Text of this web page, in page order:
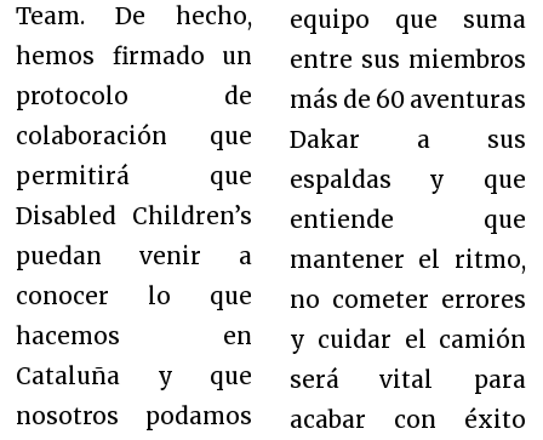
Team. De hecho,
hemos firmado un
protocolo de
colaboración que
permitirá que
Disabled Children’s
puedan venir a
conocer lo que
hacemos en
Cataluña y que
nosotros podamos
equipo que suma
entre sus miembros
más de 60 aventuras
Dakar a sus
espaldas y que
entiende que
mantener el ritmo,
no cometer errores
y cuidar el camión
será vital para
acabar con éxito